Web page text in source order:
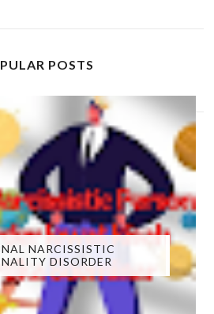
POSTS
NARCISSISTIC
DISORDER